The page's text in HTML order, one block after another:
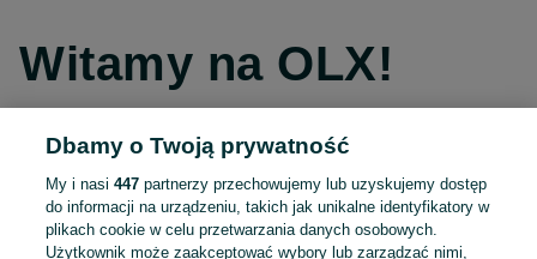
Witamy na OLX!
Kontynuuj przez Facebooka
Kontynuuj przez konto Apple
Dbamy o Twoją prywatność
My i nasi447 partnerzy przechowujemy lub uzyskujemy dostęp
do informacji na urządzeniu, takich jak unikalne identyfikatory w
plikach cookie w celu przetwarzania danych osobowych.
Użytkownik może zaakceptować wybory lub zarządzać nimi,